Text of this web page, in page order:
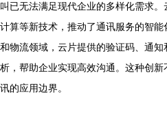
叫已无法满足现代企业的多样化需求
计算等新技术，推动了通讯服务的智
和物流领域，云片提供的验证码、通
析，帮助企业实现高效沟通。这种创
讯的应用边界。